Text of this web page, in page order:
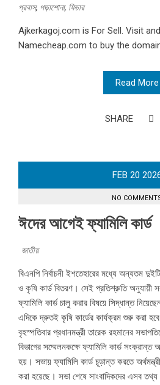
প্রবাস, পড়াশোনা, ফিচার
Ajkerkagoj.com is For Sell. Visit
Namecheap.com to buy the
Read More
SHARE
FEB 20
NO
ঈদের আগেই ফ্যামিলি কার্ড
জাতীয়
বিএনপি নির্বাচনী ইশতেহারের মধ্যে অন্যতম
ও কৃষি কার্ড বিতরণ। সেই প্রতিশ্রুতি অনুযায়ী
ফ্যামিলি কার্ড চালু করার বিষয়ে সিদ্ধান্ত
এদিকে দ্রুতই কৃষি কার্ডের কার্যক্রম শুরু করা
বৃহস্পতিবার প্রধানমন্ত্রী তারেক রহমানের
বিভাগের সম্মেলনকক্ষে ফ্যামিলি কার্ড সংক্রান্ত
হয়। সভায় ফ্যামিলি কার্ড চূড়ান্ত করতে
করা হয়েছে। সভা শেষে সাংবাদিকদের এসব তথ্য